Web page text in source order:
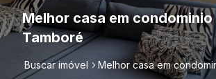
Melhor casa em condominio
Tamboré
Buscar imóvel Melhor casa em